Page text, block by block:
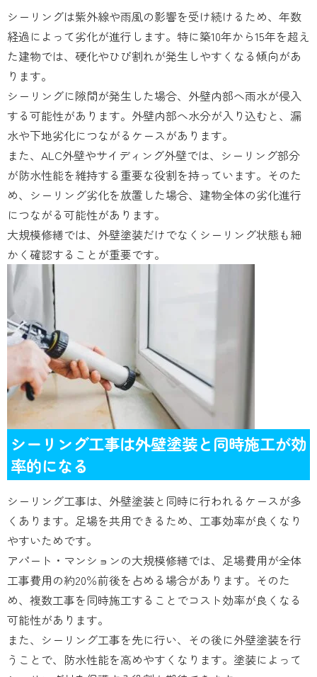
シーリングは紫外線や雨風の影響を受け続けるため、年数
経過によって劣化が進行します。特に築10年から15年を超え
た建物では、硬化やひび割れが発生しやすくなる傾向があ
ります。
シーリングに隙間が発生した場合、外壁内部へ雨水が侵入
する可能性があります。外壁内部へ水分が入り込むと、漏
水や下地劣化につながるケースがあります。
また、ALC外壁やサイディング外壁では、シーリング部分
が防水性能を維持する重要な役割を持っています。そのた
め、シーリング劣化を放置した場合、建物全体の劣化進行
につながる可能性があります。
大規模修繕では、外壁塗装だけでなくシーリング状態も細
かく確認することが重要です。
シーリング工事は外壁塗装と同時施工が効
率的になる
シーリング工事は、外壁塗装と同時に行われるケースが多
くあります。足場を共用できるため、工事効率が良くなり
やすいためです。
アパート・マンションの大規模修繕では、足場費用が全体
工事費用の約20％前後を占める場合があります。そのた
め、複数工事を同時施工することでコスト効率が良くなる
可能性があります。
また、シーリング工事を先に行い、その後に外壁塗装を行
うことで、防水性能を高めやすくなります。塗装によって